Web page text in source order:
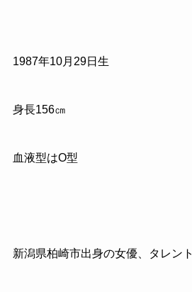
1987年10月29日生
身長156㎝
血液型はO型
新潟県柏崎市出身の女優、タレント